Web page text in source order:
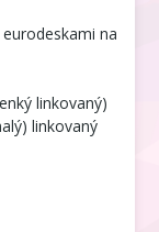
na
linkovaný)
linkovaný